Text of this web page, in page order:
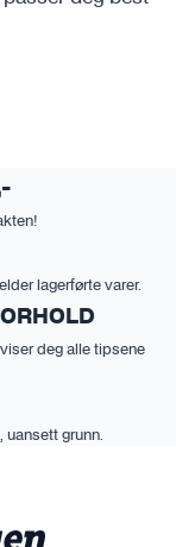
lagerførte varer.
deg alle tipsene
uansett grunn.